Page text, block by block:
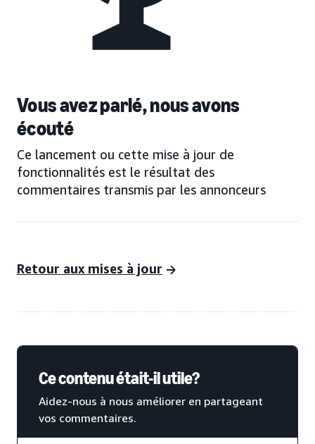
Vous avez parlé, nous avons
écouté
Ce lancement ou cette mise à jour de
fonctionnalités est le résultat des
commentaires transmis par les annonceurs
Retour aux mises à jour
Ce contenu était-il utile?
Aidez-nous à nous améliorer en partageant
vos commentaires.